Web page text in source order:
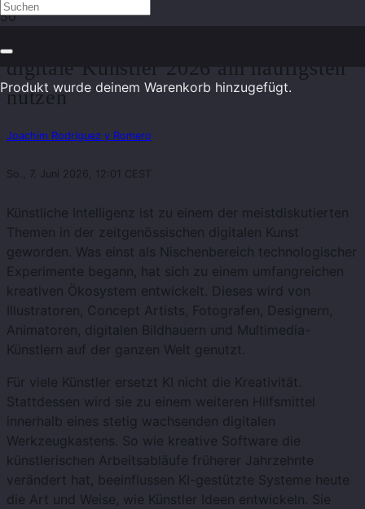
Produkt wurde deinem Warenkorb hinzugefügt.
digitale Künstler 2026 am häufigsten
nutzen
Joachim Rodriguez y Romero
So., 7. Juni 2026, 12:01 CEST
Künstliche Intelligenz ist zu einem der meistdiskutierten
Themen in der zeitgenössischen digitalen Kunst
geworden. Was einst als Nischenbereich technologischer
Experimente begann, hat sich zu einem umfangreichen
kreativen Ökosystem entwickelt. Dieses wird von
Illustratoren, Concept Artists, Fotografen, Designern,
Animatoren, digitalen Bildhauern und Multimedia-
Künstlern auf der ganzen Welt genutzt.
Für viele Künstler ersetzt KI nicht die Kreativität.
Stattdessen wird sie zu einem weiteren Hilfsmittel
innerhalb eines stetig wachsenden digitalen
Werkzeugkastens. So wie kreative Software die
künstlerischen Arbeitsabläufe früherer Jahrzehnte
verändert hat, beeinflussen KI-gestützte Systeme heute
die Art und Weise, wie Künstler Ideen entwickeln. Sie